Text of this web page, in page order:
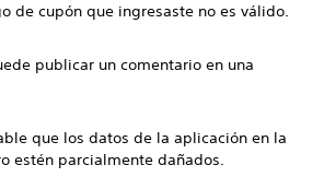
de cupón que ingresaste no es válido.
publicar un comentario en una
que los datos de la aplicación en la
estén parcialmente dañados.